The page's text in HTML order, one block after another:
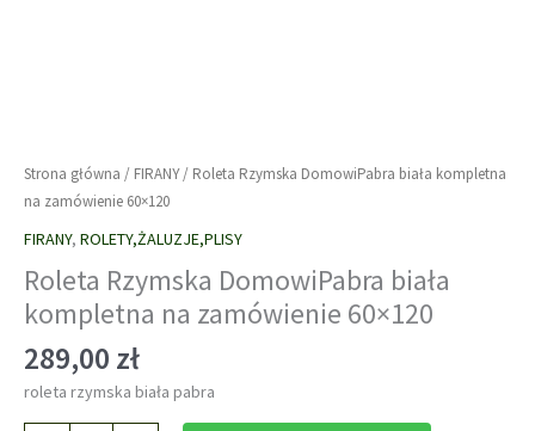
Strona główna / FIRANY/ Roleta Rzymska DomowiPabra biała kompletna
na zamówienie 60×120
FIRANY, ROLETY,ŻALUZJE,PLISY
Roleta Rzymska DomowiPabra biała
kompletna na zamówienie 60×120
289,00 zł
roleta rzymska biała pabra